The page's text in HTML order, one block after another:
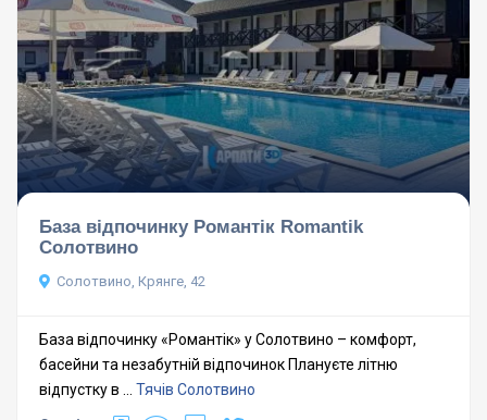
База відпочинку Романтік Romantik
Солотвино
Солотвино, Крянге, 42
База відпочинку «Романтік» у Солотвино – комфорт,
басейни та незабутній відпочинок Плануєте літню
відпустку в ... Тячів Солотвино